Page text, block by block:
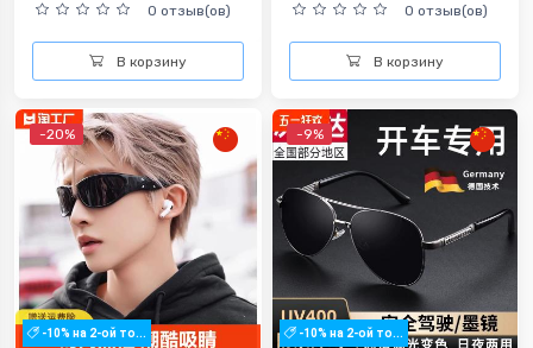
0 отзыв(ов)
В корзину
0 отзыв(ов)
В корзину
-20%
-10% на 2-ой то...
-9%
-10% на 2-ой то...